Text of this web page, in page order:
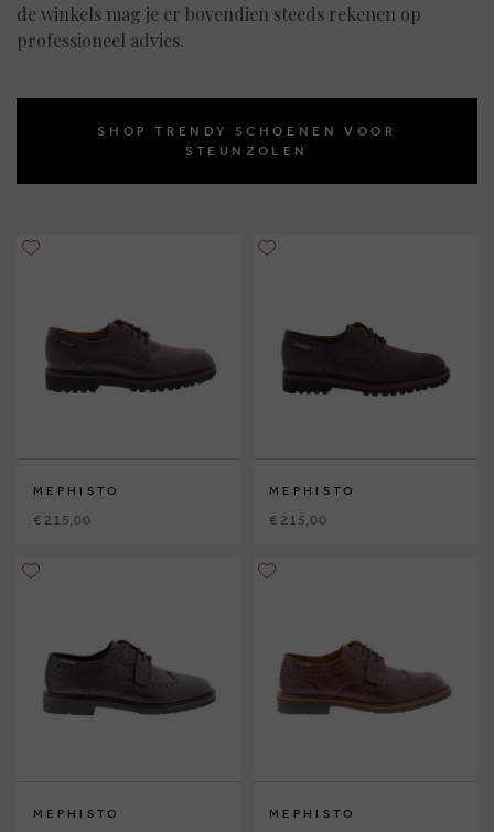
de winkels mag je er bovendien steeds rekenen op
professioneel advies.
SHOP TRENDY SCHOENEN VOOR
STEUNZOLEN
MEPHISTO
€ 215,00
MEPHISTO
€ 215,00
MEPHISTO MEPHISTO